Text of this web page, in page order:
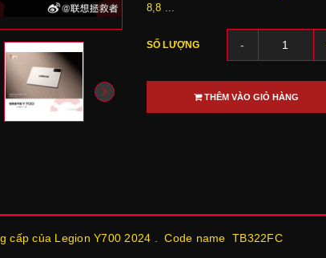
8,8 ...
SỐ LƯỢNG -
THÊM VÀO GIỎ HÀNG
cấp của Legion Y700 2024 . Code name TB322FC